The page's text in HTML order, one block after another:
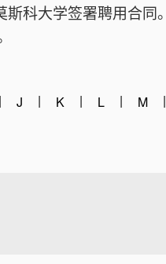
科大学签署聘用合同。
| J | K | L | M |